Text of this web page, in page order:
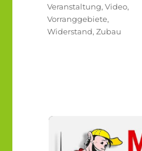
Schlagwörter
Veranstaltung,Video,
Vorranggebiete,
Widerstand,Zubau